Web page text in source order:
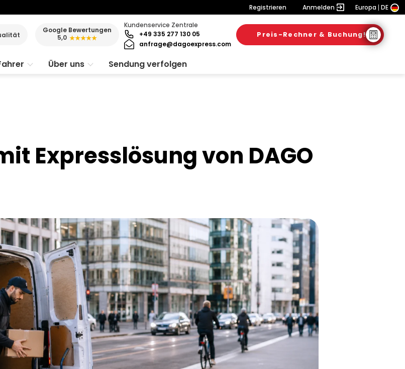
Registrieren Anmelden Europa DE
Google Bewertungen
5,0 ★★★★★
Kundenservice Zentrale
+49 335 277 130 05
anfrage@dagoexpress.com
Preis-Rechner & Buchung!
Über uns Sendung verfolgen
Expresslösung von DAGO
6. August 2026
31. Juli 2026
28. Juli 2026